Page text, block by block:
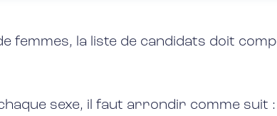
femmes, la liste de candidats doit
sexe, il faut arrondir comme suit :